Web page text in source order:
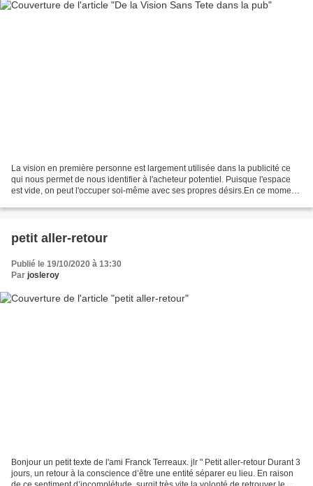
La vision en première personne est largement utilisée dans la publicité ce
qui nous permet de nous identifier à l'acheteur potentiel. Puisque l'espace
est vide, on peut l'occuper soi-même avec ses propres désirs.En ce moment,
petit aller-retour
Publié le 19/10/2020 à 13:30
Par josleroy
Bonjour un petit texte de l'ami Franck Terreaux. jlr " Petit aller-retour Durant 3
jours, un retour à la conscience d’être une entité séparer eu lieu. En raison